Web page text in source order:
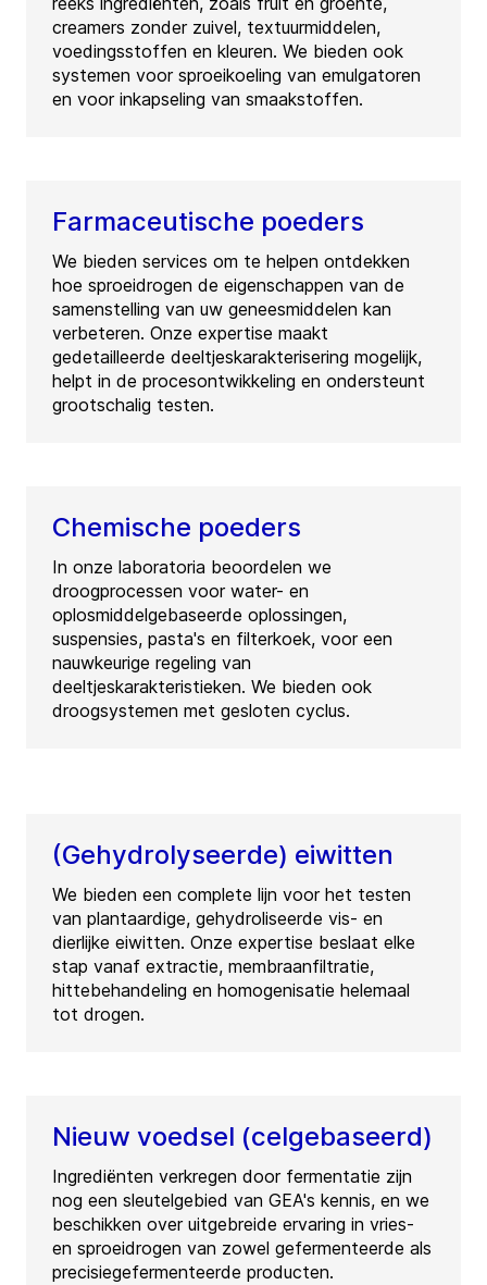
creamers zonder zuivel, textuurmiddelen,
voedingsstoffen en kleuren. We bieden ook
systemen voor sproeikoeling van emulgatoren
en voor inkapseling van smaakstoffen.
Farmaceutische poeders
We bieden services om te helpen ontdekken
hoe sproeidrogen de eigenschappen van de
samenstelling van uw geneesmiddelen kan
verbeteren. Onze expertise maakt
gedetailleerde deeltjeskarakterisering mogelijk,
helpt in de procesontwikkeling en ondersteunt
grootschalig testen.
Chemische poeders
In onze laboratoria beoordelen we
droogprocessen voor water- en
oplosmiddelgebaseerde oplossingen,
suspensies, pasta's en filterkoek, voor een
nauwkeurige regeling van
deeltjeskarakteristieken. We bieden ook
droogsystemen met gesloten cyclus.
(Gehydrolyseerde) eiwitten
We bieden een complete lijn voor het testen
van plantaardige, gehydroliseerde vis- en
dierlijke eiwitten. Onze expertise beslaat elke
stap vanaf extractie, membraanfiltratie,
hittebehandeling en homogenisatie helemaal
tot drogen.
Nieuw voedsel (celgebaseerd)
Ingrediënten verkregen door fermentatie zijn
nog een sleutelgebied van GEA's kennis, en we
beschikken over uitgebreide ervaring in vries-
en sproeidrogen van zowel gefermenteerde als
precisiegefermenteerde producten.